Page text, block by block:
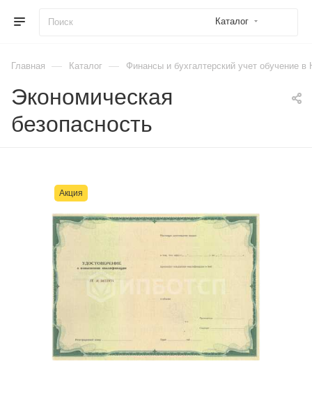
Каталог
Главная — Каталог — Финансы и бухгалтерский учет обучение в
Экономическая
безопасность
Акция